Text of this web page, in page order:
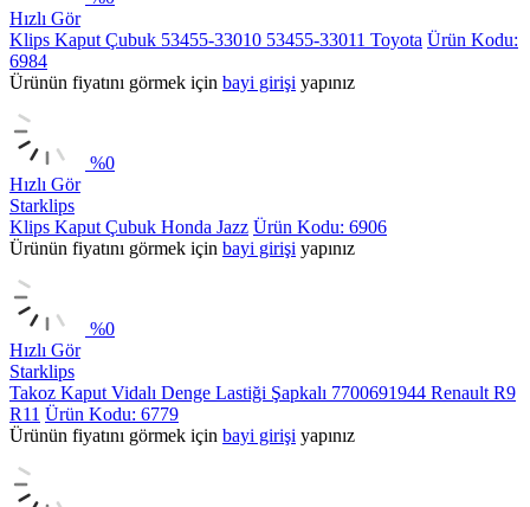
Hızlı Gör
Klips Kaput Çubuk 53455-33010 53455-33011 Toyota Ürün Kodu:
6984
Ürünün fiyatını görmek için bayi girişi yapınız
%0
Hızlı Gör
Starklips
Klips Kaput Çubuk Honda Jazz Ürün Kodu: 6906
Ürünün fiyatını görmek için bayi girişi yapınız
%0
Hızlı Gör
Starklips
Takoz Kaput Vidalı Denge Lastiği Şapkalı 7700691944 Renault R9
R11 Ürün Kodu: 6779
Ürünün fiyatını görmek için bayi girişi yapınız